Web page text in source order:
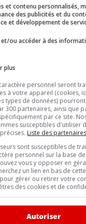
audio en
chaque modèle.
restitution
VOLVO SONT
sera
à partir de l’année-
pourrait varier
DANS LA
et contenu personnalisés,
des publicités et du
et développement de
ou accéder à des
plus
personnel seront
à votre appareil (cookies,
types de données)
300 partenaires, ainsi que
par ce site.
susceptibles d'utiliser
Liste des
sont susceptibles de
personnel sur la base
vous y opposer en
un lien en bas de
gérer ou retirer votre
des cookies et de
Autoriser